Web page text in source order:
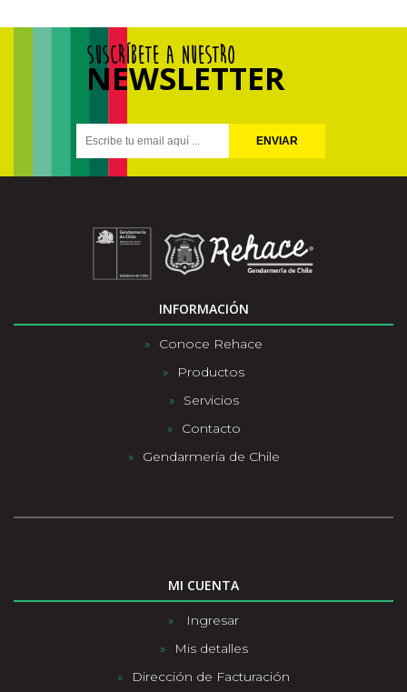
SUSCRÍBETE A NUESTRO
NEWSLETTER
ENVIAR
INFORMACIÓN
Conoce Rehace
Productos
Servicios
Contacto
Gendarmería de Chile
MI CUENTA
Ingresar
Mis detalles
Dirección de Facturación